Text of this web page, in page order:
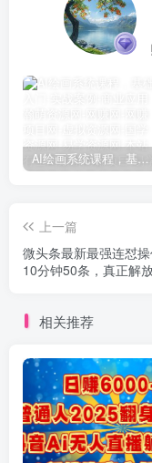
上一篇
微头条最新最强连怼操
10分钟50条，真正解
相关推荐